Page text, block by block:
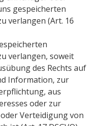
gespeicherten
verlangen (Art. 16
verlangen, soweit
des Rechts auf
Information, zur
aus
oder zur
Verteidigung von